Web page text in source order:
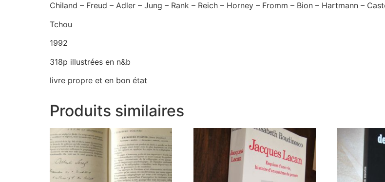
Chiland – Freud – Adler – Jung – Rank – Reich – Horney – Fromm – Bion – Hartmann –
Tchou
1992
318p illustrées en n&b
livre propre et en bon état
Produits similaires